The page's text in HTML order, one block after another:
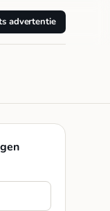
advertentie